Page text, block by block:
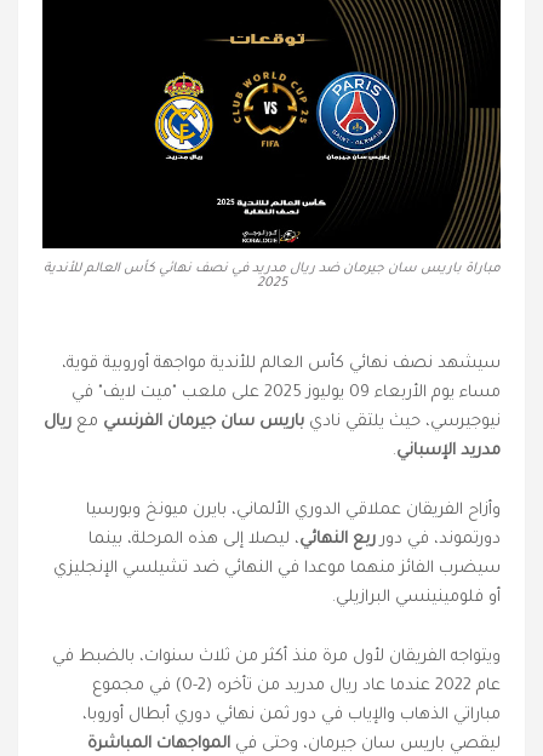
مباراة باريس سان جيرمان ضد ريال مدريد في نصف نهائي كأس العالم للأندية
2025
سيشهد نصف نهائي كأس العالم للأندية مواجهة أوروبية قوية،
مساء يوم الأربعاء 09 يوليوز 2025 على ملعب "ميت لايف" في
نيوجيرسي، حيث يلتقي نادي باريس سان جيرمان الفرنسي مع ريال
مدريد الإسباني.
وأزاح الفريقان عملاقي الدوري الألماني، بايرن ميونخ وبورسيا
دورتموند، في دورربع النهائي، ليصلا إلى هذه المرحلة، بينما
سيضرب الفائز منهما موعدا في النهائي ضد تشيلسي الإنجليزي
أو فلومينينسي البرازيلي.
ويتواجه الفريقان لأول مرة منذ أكثر من ثلاث سنوات، بالضبط في
عام 2022 عندما عاد ريال مدريد من تأخره (2-0) في مجموع
مباراتي الذهاب والإياب في دور ثمن نهائي دوري أبطال أوروبا،
ليقصي باريس سان جيرمان، وحتى في المواجهات المباشرة